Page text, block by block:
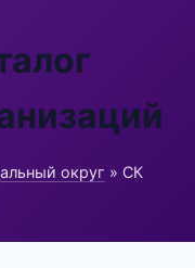
округ » СК